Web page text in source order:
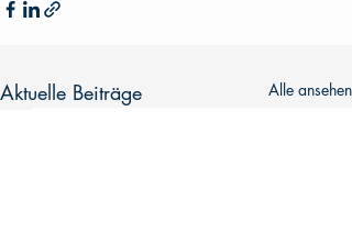
Aktuelle Beiträge Alle ansehen